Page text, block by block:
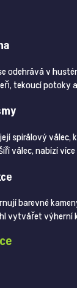
odehrává v
tekoucí potoky
spirálový
válec, nabízí
barevné
vytvářet výherní